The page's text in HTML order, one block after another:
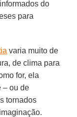
do
para
varia muito de
de clima para
for, ela
– ou de
tornados